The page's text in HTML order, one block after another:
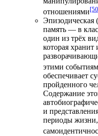
отношениями
Эпизодическая
память — в
один из трёх
которая
этими
обеспечивает
пройденного
Содержание
и
периоды жизни,